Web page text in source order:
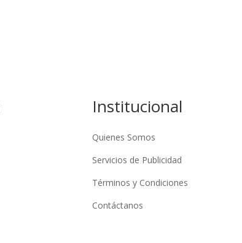
Institucional
Quienes Somos
Servicios de Publicidad
Términos y Condiciones
Contáctanos